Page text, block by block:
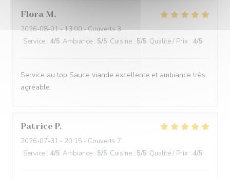
Flora M
2026-08-01- 13:00 - Couverts 3
Service : 4/5 Ambiance : 5/5 Cuisine : 5/5 Qualité / Prix : 4/5
Service au top Sauce viande excellente et ambiance très
agréable.
Patrice P
2026-07-31 - 20:15 - Couverts 7
Service : 4/5 Ambiance : 5/5 Cuisine : 5/5 Qualité / Prix : 4/5